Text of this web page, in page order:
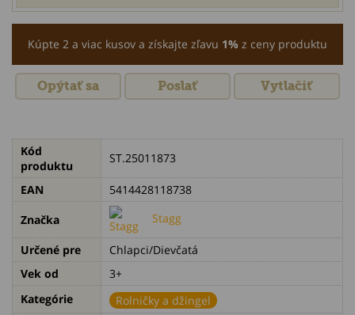
Kúpte 2 a viac kusov a získajte zľavu 1% z ceny produktu
Opýtať sa Poslať Vytlačiť
Kód
produktu
ST.25011873
EAN
5414428118738
Značka
Stagg
Určené pre
Chlapci/Dievčatá
Vek od
3+
Kategórie
Rolničky a džingel